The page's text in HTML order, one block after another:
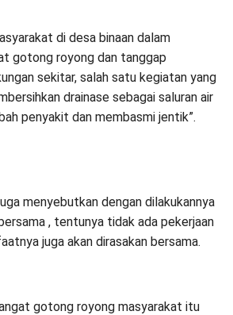
di desa binaan dalam
gotong royong dan tanggap
sekitar, salah satu kegiatan yang
drainase sebagai saluran air
penyakit dan membasmi jentik”.
menyebutkan dengan dilakukannya
, tentunya tidak ada pekerjaan
juga akan dirasakan bersama.
gotong royong masyarakat itu